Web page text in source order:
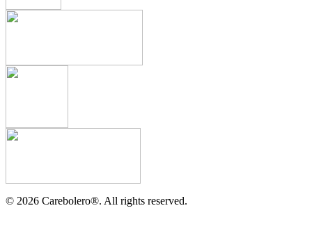
© 2026 Carebolero®. All rights reserved.